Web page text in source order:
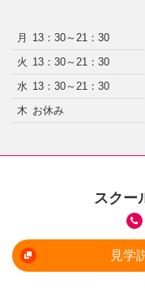
月
13：30～21：30
火 13：30～21：30
水 13：30～21：30
木 お休み
スクー
見学